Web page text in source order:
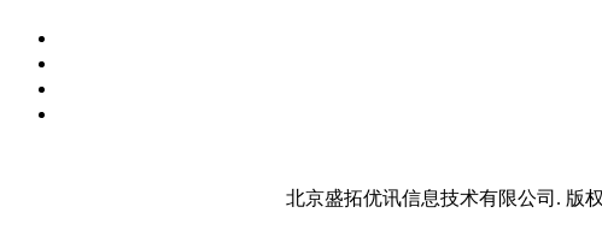
北京盛拓优讯信息技术有限公司. 版